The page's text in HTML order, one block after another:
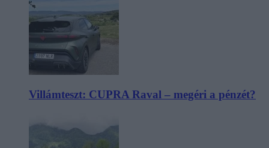
Villámteszt: CUPRA Raval – megéri a pénzét?